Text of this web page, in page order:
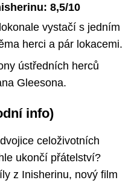
8,5/10
vystačí s jedním
herci a pár lokacemi.
ústředních herců
Gleesona.
info)
celoživotních
ukončí přátelství?
z Inisherinu, nový film